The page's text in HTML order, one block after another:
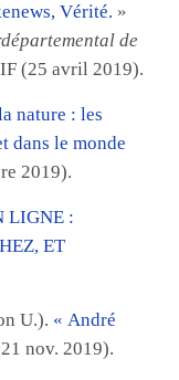
Vérité. »
de
(25 avril 2019).
nature : les
dans le monde
2019).
LIGNE :
ET
U.). « André
nov. 2019).